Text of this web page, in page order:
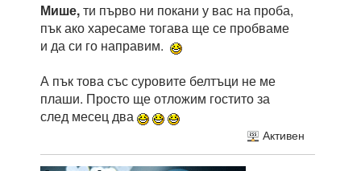
Мише,ти първо ни покани у вас на проба,
пък ако харесаме тогава ще се пробваме
и да си го направим.
А пък това със суровите белтъци не ме
плаши. Просто ще отложим гостито за
след месец два
Активен